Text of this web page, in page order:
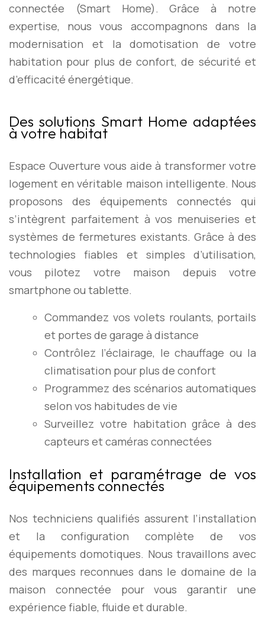
connectée (Smart Home). Grâce à notre
expertise, nous vous accompagnons dans la
modernisation et la domotisation de votre
habitation pour plus de confort, de sécurité et
d’efficacité énergétique.
Des solutions Smart Home adaptées
à votre habitat
Espace Ouverture vous aide à transformer votre
logement en véritable maison intelligente. Nous
proposons des équipements connectés qui
s’intègrent parfaitement à vos menuiseries et
systèmes de fermetures existants. Grâce à des
technologies fiables et simples d’utilisation,
vous pilotez votre maison depuis votre
smartphone ou tablette.
Commandez vos volets roulants, portails
et portes de garage à distance
Contrôlez l’éclairage, le chauffage ou la
climatisation pour plus de confort
Programmez des scénarios automatiques
selon vos habitudes de vie
Surveillez votre habitation grâce à des
capteurs et caméras connectées
Installation et paramétrage de vos
équipements connectés
Nos techniciens qualifiés assurent l’installation
et la configuration complète de vos
équipements domotiques. Nous travaillons avec
des marques reconnues dans le domaine de la
maison connectée pour vous garantir une
expérience fiable, fluide et durable.